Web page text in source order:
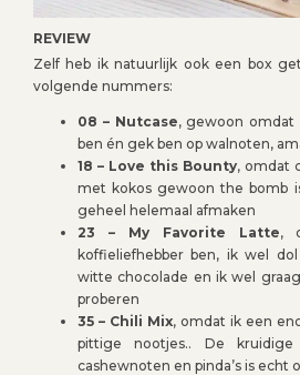
REVIEW
Zelf heb ik natuurlijk ook een box
volgende nummers:
08 – Nutcase, gewoon omdat
ben én gek ben op walnoten,
18 – Love this Bounty, omdat
met kokos gewoon the bomb
geheel helemaal afmaken
23 – My Favorite Latte,
koffieliefhebber ben, ik wel
witte chocolade en ik wel
proberen
35 – Chili Mix, omdat ik een
pittige nootjes.. De
cashewnoten en pinda’s is echt